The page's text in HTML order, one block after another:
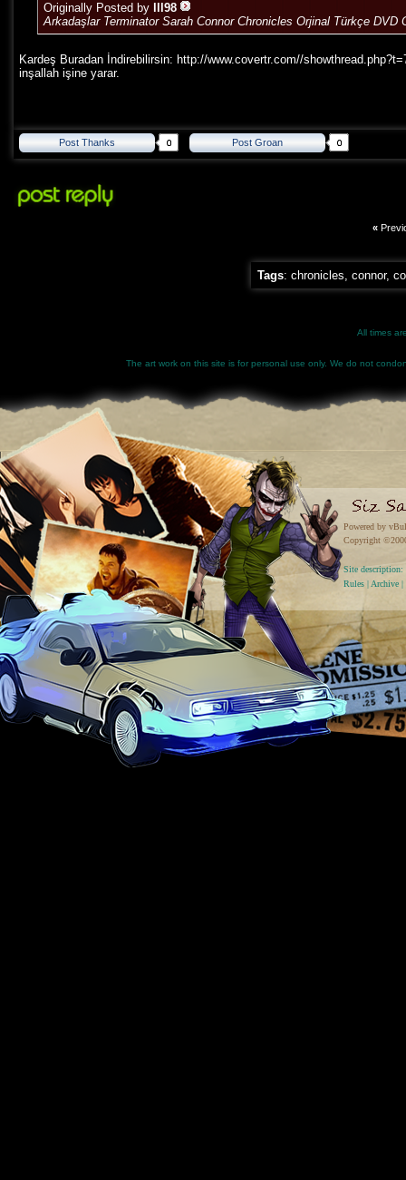
Originally Posted by
lll98
Arkadaşlar Terminator Sarah Connor Chronicles Orjinal Türkçe DVD
Kardeş Buradan İndirebilirsin: http://www.covertr.com//
inşallah işine yarar.
Post Thanks Post Groan
«
Tags: chronicles, connor,
All times
The art work on this site is for personal use only. We do not
Powered by
Copyright
Site
Rules | Archive |